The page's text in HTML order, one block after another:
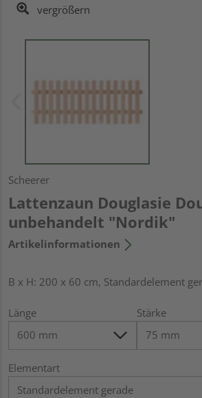
vergrößern
Scheerer
Lattenzaun Douglasie
unbehandelt "Nordik"
Artikelinformationen
B x H: 200 x 60 cm, Standardelement
Länge Stärke
Elementart